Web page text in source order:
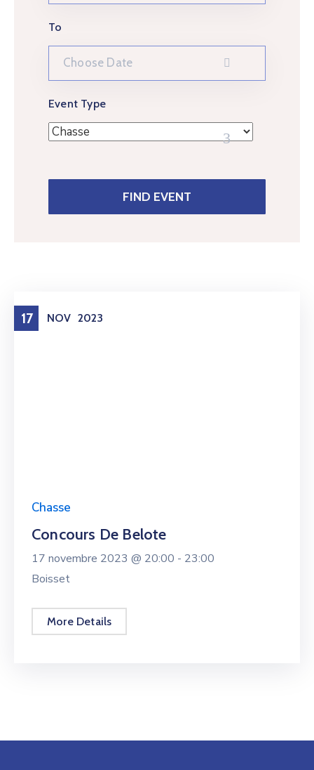
To
Event Type
17 NOV 2023
Chasse
Concours De Belote
17 novembre 2023 @ 20:00 - 23:00
Boisset
More Details